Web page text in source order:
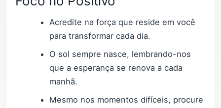
Acredite na força que reside em você
para transformar cada dia.
O sol sempre nasce, lembrando-nos
que a esperança se renova a cada
manhã.
Mesmo nos momentos difíceis, procure